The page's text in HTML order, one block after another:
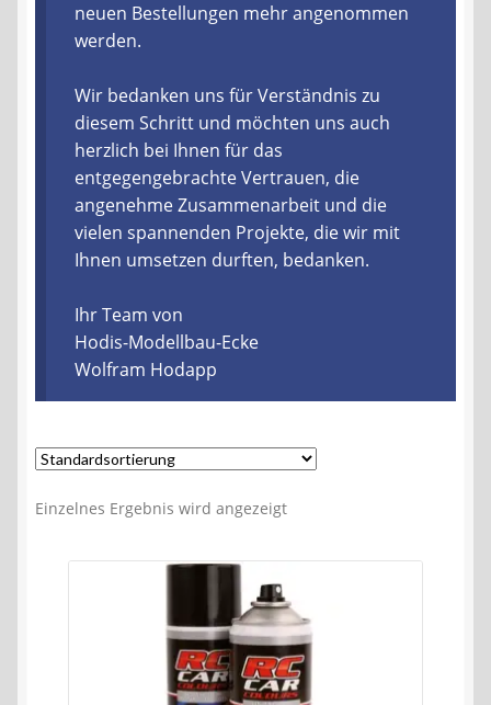
Gutschein
Batterien- und Akku Verordnung
Elektro- und Elektronikgeräte Verordnung
Öle- und Schmierstoff Verordnung
Vereine & Foren
Kontakt
neuen Bestellungen mehr angenommen
werden.
Wir bedanken uns für Verständnis zu
diesem Schritt und möchten uns auch
herzlich bei Ihnen für das
entgegengebrachte Vertrauen, die
angenehme Zusammenarbeit und die
vielen spannenden Projekte, die wir mit
Ihnen umsetzen durften, bedanken.
Ihr Team von
Hodis-Modellbau-Ecke
Wolfram Hodapp
Einzelnes Ergebnis wird angezeigt